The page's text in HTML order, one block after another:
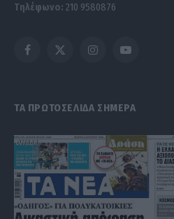
Τηλέφωνο: 210 9580876
Facebook
X
InstagramYouTube
ΤΑ ΠΡΩΤΟΣΕΛΙΔΑ ΣΗΜΕΡΑ